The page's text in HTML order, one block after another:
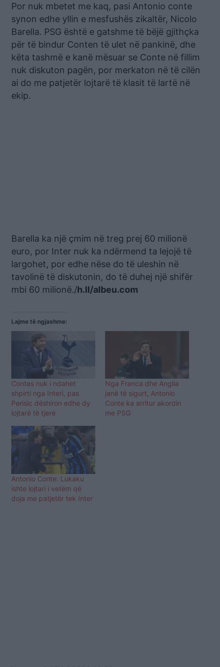
Por nuk mbetet me kaq, pasi Antonio conte
synon edhe yllin e mesfushës zikaltër, Nicolo
Barella. PSG është e gatshme të bëjë gjithçka
për të bindur Conten të ulet në pankinë, dhe
këta tashmë e kanë mësuar se Conte në fillim
nuk diskuton pagën, por merkaton në të cilën
ai do me patjetër lojtarë të klasit të lartë në
ekip.
Barella ka një çmim në treg prej 60 milionë
euro, por Inter nuk ka ndërmend ta lejojë të
largohet, por edhe nëse do të uleshin në
tavolinë të diskutonin, do të duhej një shifër
mbi 60 milionë./h.ll/albeu.com
Lajme të ngjashme:
Contes nuk i ndahet
shpirti nga Interi, pas
Perisic dëshiron edhe dy
lojtarë të tjerë
Nga Franca dhe Anglia
janë të sigurt, Antonio
Conte ka arritur akordin
me PSG
Antonio Conte: Lukaku
ishte lojtari i vetëm që
doja me patjetër tek Inter